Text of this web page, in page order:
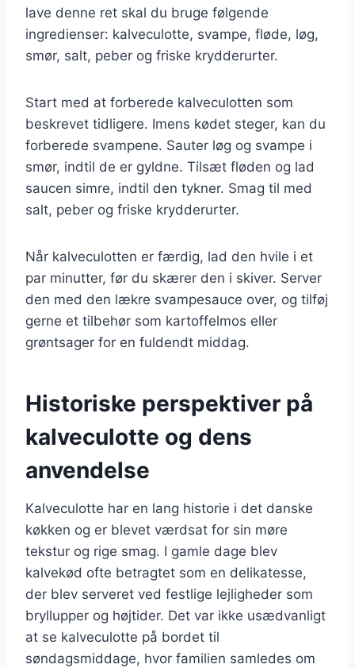
lave denne ret skal du bruge følgende
ingredienser: kalveculotte, svampe, fløde, løg,
smør, salt, peber og friske krydderurter.
Start med at forberede kalveculotten som
beskrevet tidligere. Imens kødet steger, kan du
forberede svampene. Sauter løg og svampe i
smør, indtil de er gyldne. Tilsæt fløden og lad
saucen simre, indtil den tykner. Smag til med
salt, peber og friske krydderurter.
Når kalveculotten er færdig, lad den hvile i et
par minutter, før du skærer den i skiver. Server
den med den lækre svampesauce over, og tilføj
gerne et tilbehør som kartoffelmos eller
grøntsager for en fuldendt middag.
Historiske perspektiver på
kalveculotte og dens
anvendelse
Kalveculotte har en lang historie i det danske
køkken og er blevet værdsat for sin møre
tekstur og rige smag. I gamle dage blev
kalvekød ofte betragtet som en delikatesse,
der blev serveret ved festlige lejligheder som
bryllupper og højtider. Det var ikke usædvanligt
at se kalveculotte på bordet til
søndagsmiddage, hvor familien samledes om